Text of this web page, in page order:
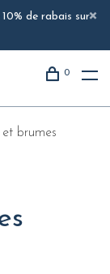
de rabais sur
0
et brumes